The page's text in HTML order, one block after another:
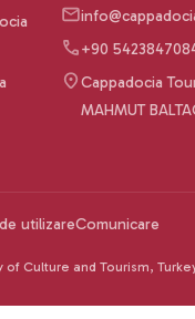
+90
Cappadocia
MAHMUT
utilizareComunicare
of Culture and Tourism,